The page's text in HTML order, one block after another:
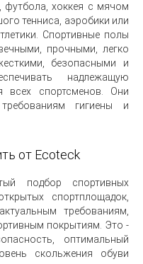
футбола, хоккея с мячом
тенниса, аэробики или
Спортивные полы
прочными, легко
безопасными и
надлежащую
всех спортсменов. Они
гигиены и
от Ecoteck
подбор спортивных
спортплощадок,
требованиям,
покрытиям. Это -
оптимальный
скольжения обуви